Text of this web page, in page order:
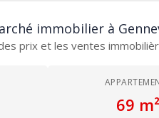
immobilier à
prix et les ventes
69 m²